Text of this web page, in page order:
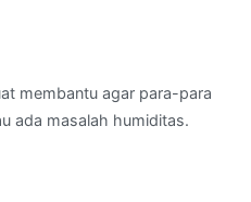
membantu agar para-para
ada masalah humiditas.